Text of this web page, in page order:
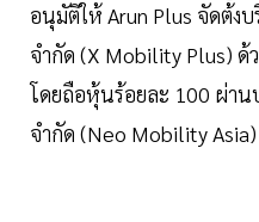
อนุมัติให้ Arun Plus จัดต้ัง
จำกัด (X Mobility Plus)
โดยถือหุ้นร้อยละ 100 ผ่า
จำกัด (Neo Mobility